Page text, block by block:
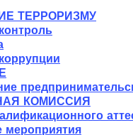
ТЕРРОРИЗМУ
КОМИССИЯ
мероприятия